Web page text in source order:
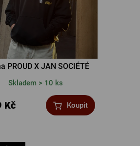
PROUD X JAN SOCIÉTÉ
Skladem > 10 ks
Kč Koupit